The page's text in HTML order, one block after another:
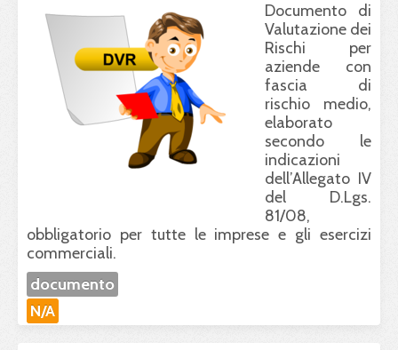
Documento di
Valutazione dei
Rischi per
aziende con
fascia di
rischio medio,
elaborato
secondo le
indicazioni
dell’Allegato IV
del D.Lgs.
81/08,
obbligatorio per tutte le imprese e gli esercizi
commerciali.
documento
N/A